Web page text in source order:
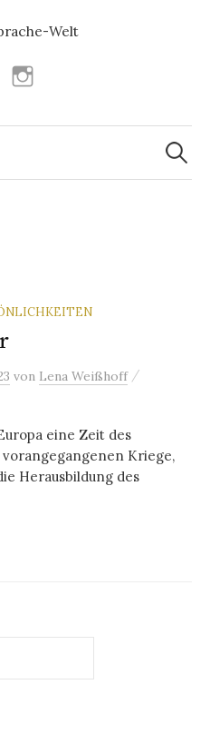
Facebook
Suchen
nach:
von Lena Weißhoff /
eine Zeit des
Kriege,
Herausbildung des